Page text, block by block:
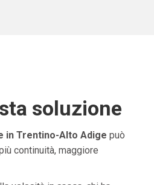
soluzione
in Trentino-Alto Adige può
continuità, maggiore